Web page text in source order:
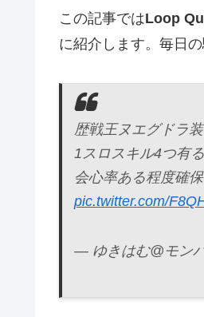
この記事ではLoop
に紹介します。毎日
歴戦王ヌエグドラ
1スロスキル4つ有
会心率ある程度確
pic.twitter.com/
— ゆきはむ@モン